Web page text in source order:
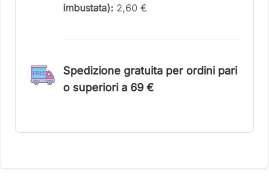
imbustata): 2,60 €
Spedizione gratuita per ordini pari
o superiori a 69 €